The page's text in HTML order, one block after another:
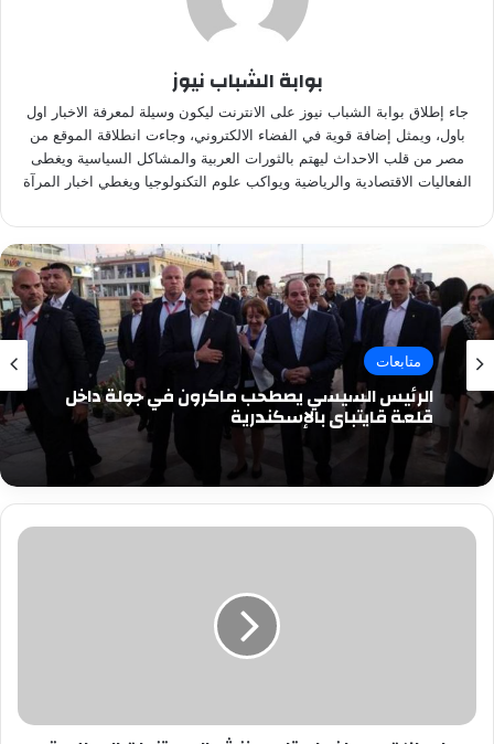
بوابة الشباب نيوز
جاء إطلاق بوابة الشباب نيوز على الانترنت ليكون وسيلة لمعرفة الاخبار اول
باول، ويمثل إضافة قوية في الفضاء الالكتروني، وجاءت انطلاقة الموقع من
مصر من قلب الاحداث ليهتم بالثورات العربية والمشاكل السياسية ويغطى
الفعاليات الاقتصادية والرياضية ويواكب علوم التكنولوجيا ويغطي اخبار المرآة
متابعات
الرئيس السيسي يصطحب ماكرون في جولة داخل
قلعة قايتباي بالإسكندرية
إيصالات
للمنازل